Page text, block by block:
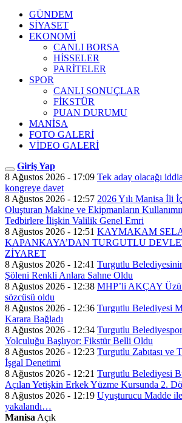
GÜNDEM
SİYASET
EKONOMİ
CANLI BORSA
HİSSELER
PARİTELER
SPOR
CANLI SONUÇLAR
FİKSTÜR
PUAN DURUMU
MANİSA
FOTO GALERİ
VİDEO GALERİ
Giriş Yap
8 Ağustos 2026 - 17:09 Tek aday olacağı
kongreye davet
8 Ağustos 2026 - 12:57 2026 Yılı Manisa İli
Oluşturan Makine ve Ekipmanların
Tedbirlere İlişkin Valilik Genel Emri
8 Ağustos 2026 - 12:51 KAYMAKAM
KAPANKAYA’DAN TURGUTLU
ZİYARET
8 Ağustos 2026 - 12:41 Turgutlu
Şöleni Renkli Anlara Sahne Oldu
8 Ağustos 2026 - 12:38 MHP’li AKÇAY
sözcüsü oldu
8 Ağustos 2026 - 12:36 Turgutlu Belediyesi
Karara Bağladı
8 Ağustos 2026 - 12:34 Turgutlu
Yolculuğu Başlıyor: Fikstür Belli Oldu
8 Ağustos 2026 - 12:23 Turgutlu Zabıtası ve
İşgal Denetimi
8 Ağustos 2026 - 12:21 Turgutlu Belediyesi
Açılan Yetişkin Erkek Yüzme Kursunda 2.
8 Ağustos 2026 - 12:19 Uyuşturucu Madde
yakalandı…
Manisa Açık